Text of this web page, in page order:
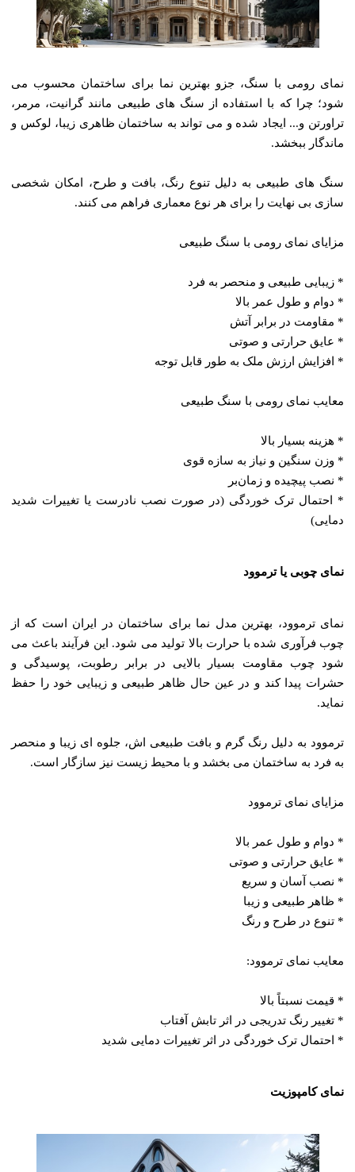
نمای رومی با سنگ، جزو بهترین نما برای ساختمان محسوب می
‌شود؛ چرا که با استفاده از سنگ‌ های طبیعی مانند گرانیت، مرمر،
تراورتن و... ایجاد شده و می ‌تواند به ساختمان ظاهری زیبا، لوکس و
ماندگار ببخشد.
سنگ‌ های طبیعی به دلیل تنوع رنگ، بافت و طرح، امکان شخصی
‌سازی بی‌ نهایت را برای هر نوع معماری فراهم می‌ کنند.
مزایای نمای رومی با سنگ طبیعی
* زیبایی طبیعی و منحصر به فرد
* دوام و طول عمر بالا
* مقاومت در برابر آتش
* عایق حرارتی و صوتی
* افزایش ارزش ملک به طور قابل توجه
معایب نمای رومی با سنگ طبیعی
* هزینه بسیار بالا
* وزن سنگین و نیاز به سازه قوی
* نصب پیچیده و زمان‌بر
* احتمال ترک خوردگی (در صورت نصب نادرست یا تغییرات شدید
دمایی)
نمای چوبی یا ترموود
نمای ترموود، بهترین مدل نما برای ساختمان در ایران است که از
چوب فرآوری شده با حرارت بالا تولید می‌ شود. این فرآیند باعث می‌
شود چوب مقاومت بسیار بالایی در برابر رطوبت، پوسیدگی و
حشرات پیدا کند و در عین حال ظاهر طبیعی و زیبایی خود را حفظ
نماید.
ترموود به دلیل رنگ گرم و بافت طبیعی ‌اش، جلوه ‌ای زیبا و منحصر
به فرد به ساختمان می‌ بخشد و با محیط زیست نیز سازگار است.
مزایای نمای ترموود
* دوام و طول عمر بالا
* عایق حرارتی و صوتی
* نصب آسان و سریع
* ظاهر طبیعی و زیبا
* تنوع در طرح و رنگ
معایب نمای ترموود:
* قیمت نسبتاً بالا
* تغییر رنگ تدریجی در اثر تابش آفتاب
* احتمال ترک‌ خوردگی در اثر تغییرات دمایی شدید
نمای کامپوزیت